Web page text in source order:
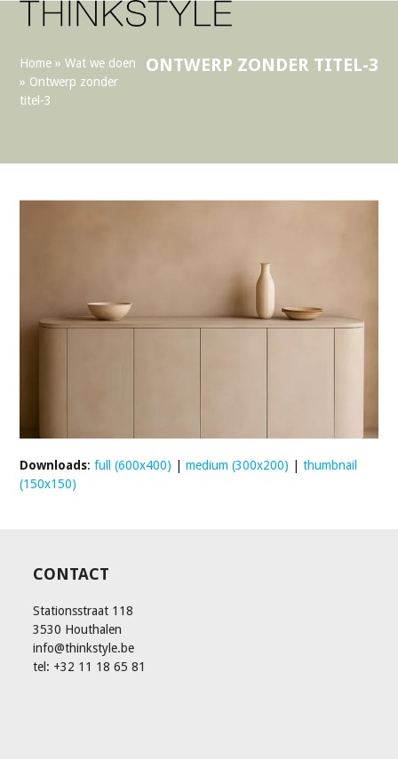
Open
menu
Close
menu
ONTWERP ZONDER TITEL-3
Home »Wat we doen
» Ontwerp zonder
titel-3
Downloads:full (600x400) |medium (300x200) |thumbnail
(150x150)
CONTACT
Stationsstraat 118
3530 Houthalen
info@thinkstyle.be
tel: +32 11 18 65 81